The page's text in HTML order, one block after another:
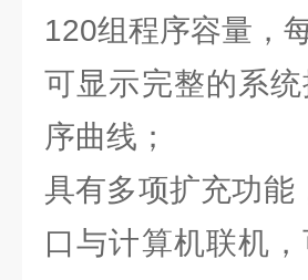
120组程序容量，
可显示完整的系
序曲线；
具有多项扩充功能
口与计算机联机